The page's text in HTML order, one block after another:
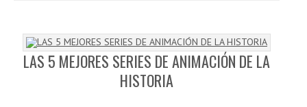
LAS 5 MEJORES SERIES DE ANIMACIÓN DE LA
HISTORIA